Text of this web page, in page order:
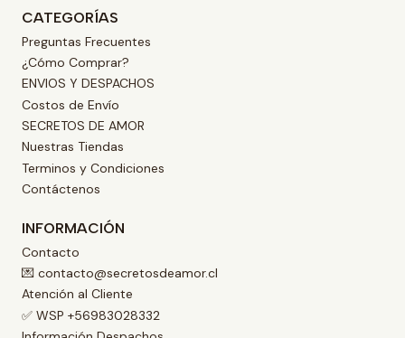
CATEGORÍAS
Preguntas Frecuentes
¿Cómo Comprar?
ENVIOS Y DESPACHOS
Costos de Envío
SECRETOS DE AMOR
Nuestras Tiendas
Terminos y Condiciones
Contáctenos
INFORMACIÓN
Contacto
💌 contacto@secretosdeamor.cl
Atención al Cliente
✅ WSP +56983028332